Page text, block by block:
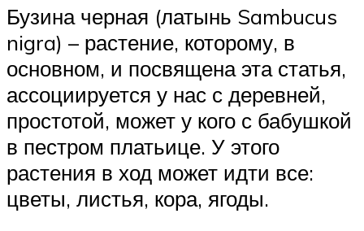
Бузина черная (латынь Sambucus
nigra) – растение, которому, в
основном, и посвящена эта статья,
ассоциируется у нас с деревней,
простотой, может у кого с бабушкой
в пестром платьице. У этого
растения в ход может идти все:
цветы, листья, кора, ягоды.